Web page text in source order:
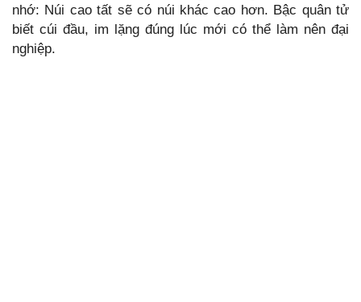
nhớ: Núi cao tất sẽ có núi khác cao hơn. Bậc quân tử
biết cúi đầu, im lặng đúng lúc mới có thể làm nên đại
nghiệp.